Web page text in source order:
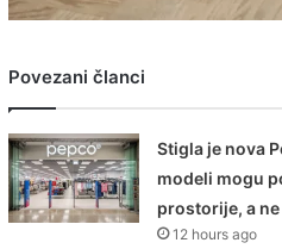
Povezani članci
Stigla je nova
modeli mogu
prostorije, a
12 hours ago